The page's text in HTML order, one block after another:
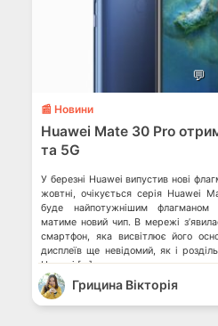
💬
📰 Новини
Huawei Mate 30 Pro
та 5G
У березні Huawei випустив нові
жовтні, очікується серія
буде найпотужнішим флагманом
матиме новий чип. В мережі
смартфон, яка висвітлює його
дисплеїв ще невідомий, як і
Huawei […]
Грицина Вікторія